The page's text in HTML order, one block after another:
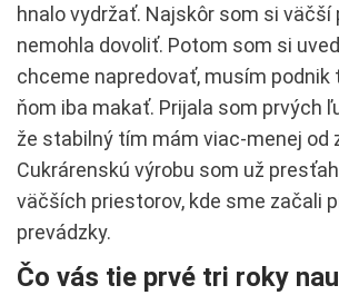
hnalo vydržať. Najskôr som si väčší
nemohla dovoliť. Potom som si
chceme napredovať, musím podnik
ňom iba makať. Prijala som prvých
že stabilný tím mám viac-menej od
Cukrárenskú výrobu som už
väčších priestorov, kde sme začali
prevádzky.
Čo vás tie prvé tri roky